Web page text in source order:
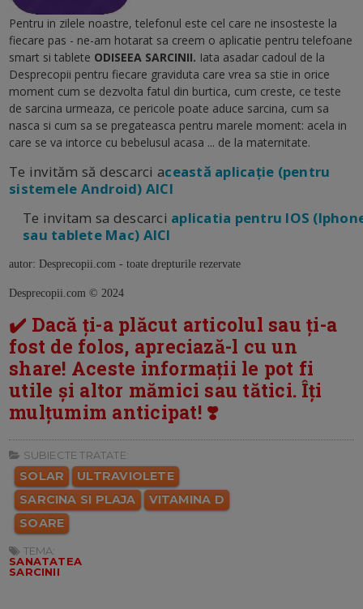
Pentru in zilele noastre, telefonul este cel care ne insosteste la
fiecare pas - ne-am hotarat sa creem o aplicatie pentru telefoane
smart si tablete ODISEEA SARCINII. Iata asadar cadoul de la
Desprecopii pentru fiecare graviduta care vrea sa stie in orice
moment cum se dezvolta fatul din burtica, cum creste, ce teste
de sarcina urmeaza, ce pericole poate aduce sarcina, cum sa
nasca si cum sa se pregateasca pentru marele moment: acela in
care se va intorce cu bebelusul acasa ... de la maternitate.
Te invităm să descarci această aplicație (pentru
sistemele Android) AICI
Te invitam sa descarci aplicatia pentru IOS
sau tablete Mac) AICI
autor: Desprecopii.com - toate drepturile rezervate
Desprecopii.com © 2024
✔️ Dacă ți-a plăcut articolul sau ți-a
fost de folos, apreciază-l cu un
share! Aceste informații le pot fi
utile și altor mămici sau tătici. Îți
mulțumim anticipat! ❣️
SUBIECTE TRATATE:
SOLAR
ULTRAVIOLETE
SARCINA SI PLAJA
VITAMINA D
SOARE
TEMA:
SANATATEA
SARCINII